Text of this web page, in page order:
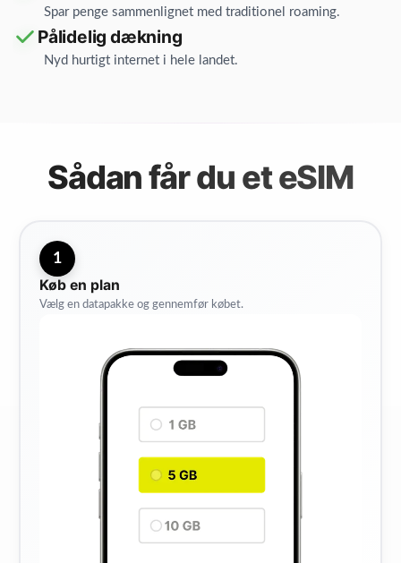
Spar penge sammenlignet med traditionel roaming.
Pålidelig dækning
Nyd hurtigt internet i hele landet.
Sådan får du et eSIM
1
Køb en plan
Vælg en datapakke og gennemfør købet.